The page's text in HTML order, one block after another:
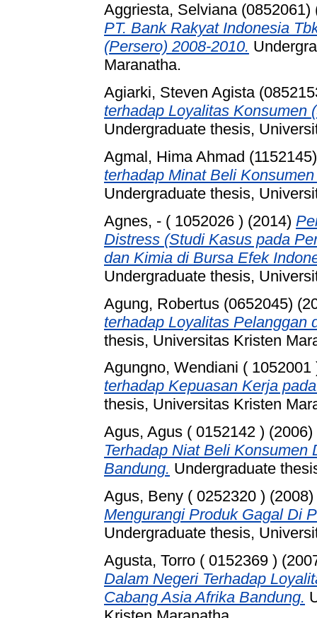
Aggriesta, Selviana (0852061)
PT. Bank Rakyat Indonesia
(Persero) 2008-2010.
Maranatha.
Agiarki, Steven Agista
terhadap Loyalitas Konsumen
Undergraduate thesis,
Agmal, Hima Ahmad (1152145)
terhadap Minat Beli
Undergraduate thesis,
Agnes, - ( 1052026 ) (2014)
Distress (Studi Kasus pada
dan Kimia di Bursa Efek
Undergraduate thesis,
Agung, Robertus (0652045)
terhadap Loyalitas Pelanggan
thesis, Universitas Kristen
Agungno, Wendiani ( 1052001
terhadap Kepuasan Kerja
thesis, Universitas Kristen
Agus, Agus ( 0152142 ) (2006)
Terhadap Niat Beli Konsumen
Bandung. Undergraduate
Agus, Beny ( 0252320 ) (2008)
Mengurangi Produk Gagal Di
Undergraduate thesis,
Agusta, Torro ( 0152369 )
Dalam Negeri Terhadap
Cabang Asia Afrika Bandung.